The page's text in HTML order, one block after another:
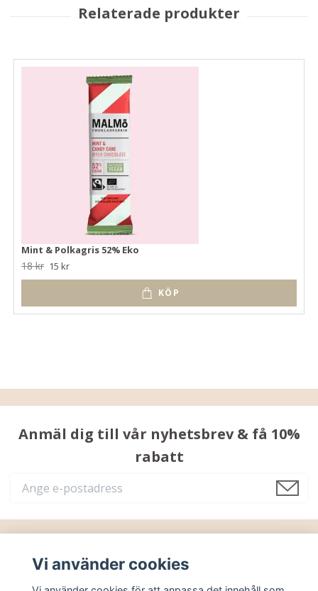
Mint & Polkagris 52% Eko
18 kr 15 kr
KÖP
Anmäl dig till vår nyhetsbrev & få 10%
rabatt
Läs merVi använder cookies